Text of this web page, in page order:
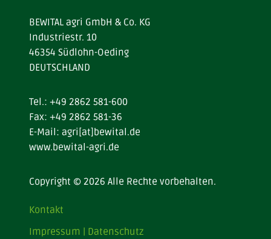
BEWITAL agri GmbH & Co. KG
Industriestr. 10
46354 Südlohn-Oeding
DEUTSCHLAND
Tel.: +49 2862 581-600
Fax: +49 2862 581-36
E-Mail: agri[at]bewital.de
www.bewital-agri.de
Copyright © 2026 Alle Rechte vorbehalten.
Kontakt
Impressum | Datenschutz